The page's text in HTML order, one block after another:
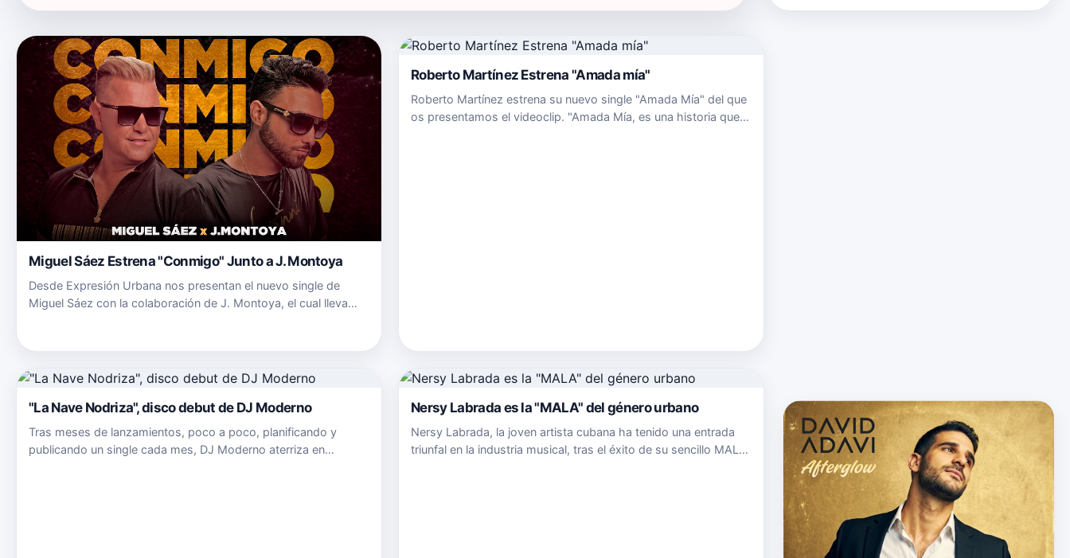
Miguel Sáez Estrena "Conmigo" Junto a J. Montoya
Desde Expresión Urbana nos presentan el nuevo single de
Miguel Sáez con la colaboración de J. Montoya, el cual lleva
pa…
Roberto Martínez Estrena "Amada mía"
Roberto Martínez estrena su nuevo single "Amada Mía" del que
os presentamos el videoclip. "Amada Mía, es una historia que
"La Nave Nodriza", disco debut de DJ Moderno
Tras meses de lanzamientos, poco a poco, planificando y
publicando un single cada mes, DJ Moderno aterriza en
Nersy Labrada es la "MALA" del género urbano
Nersy Labrada, la joven artista cubana ha tenido una entrada
triunfal en la industria musical, tras el éxito de su sencillo MALA,